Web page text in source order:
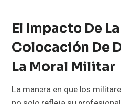
El Impacto De
Colocación De
La Moral Militar
La manera en que los